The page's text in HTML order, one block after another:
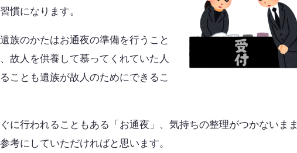
慣になります。
族のかたはお通夜の準備を行うこと
故人を供養して慕ってくれていた人
ことも遺族が故人のためにできるこ
に行われることもある「お通夜」、気持ちの整理がつかないまま
考にしていただければと思います。